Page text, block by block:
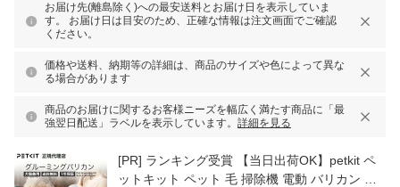
お届け先(離島除く)への最安送料とお届け日を表示していま
す。 お届け日は目安のため、正確な情報は注文画面でご確認
ください。
価格や送料、納期等の詳細は、商品のサイズや色によって異な
る場合があります
商品のお届けに関するお客様ニーズを幅広く満たす商品に「最
強翌日配送」ラベルを表示しています。 詳細を見る
[PR] ランキング受賞 【当日出荷OK】petkit ペ
ットキット ペット 毛 掃除機 電動 バリカン 吸